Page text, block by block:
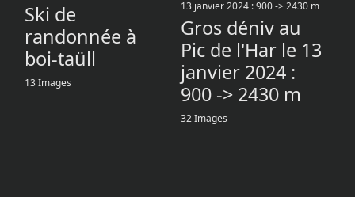
Ski de
randonnée à
boi-taüll
13 Images
Gros déniv au
Pic de l'Har le 13
janvier 2024 :
900 -> 2430 m
32 Images